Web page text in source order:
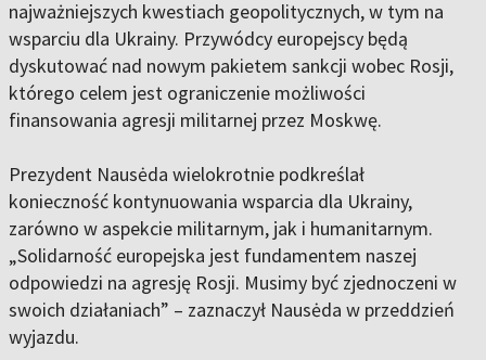
najważniejszych kwestiach geopolitycznych, w tym na
wsparciu dla Ukrainy. Przywódcy europejscy będą
dyskutować nad nowym pakietem sankcji wobec Rosji,
którego celem jest ograniczenie możliwości
finansowania agresji militarnej przez Moskwę.
Prezydent Nausėda wielokrotnie podkreślał
konieczność kontynuowania wsparcia dla Ukrainy,
zarówno w aspekcie militarnym, jak i humanitarnym.
„Solidarność europejska jest fundamentem naszej
odpowiedzi na agresję Rosji. Musimy być zjednoczeni w
swoich działaniach” – zaznaczył Nausėda w przeddzień
wyjazdu.